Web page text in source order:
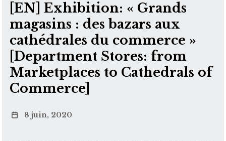
[EN] Exhibition: « Grands
magasins : des bazars aux
cathédrales du commerce »
[Department Stores: from
Marketplaces to Cathedrals of
Commerce]
8 juin, 2020